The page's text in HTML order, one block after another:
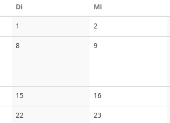
DiDienstag MiMittwoch
1
Veranstaltungen
2
Veranstaltungen
8Keine
9Keine
15Keine
Veranstaltungen
16Keine
Veranstaltungen
22 23Keine